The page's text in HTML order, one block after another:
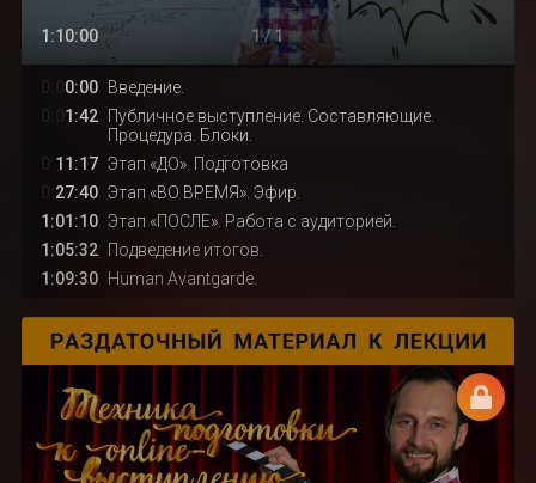
1:10:00 1 / 1
0:00 Введение.
1:42
Публичное выступление. Составляющие.
Процедура. Блоки.
11:17 Этап «ДО». Подготовка
27:40 Этап «ВО ВРЕМЯ». Эфир.
1:01:10 Этап «ПОСЛЕ». Работа с аудиторией.
1:05:32
Подведение итогов.
1:09:30 Human Avantgarde.